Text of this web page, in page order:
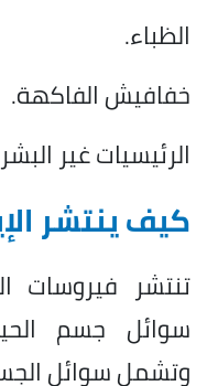
الظباء.
خفافيش الفاكهة.
الرئيسيات غير
كيف ينتشر
تنتشر فيروسات
سوائل جسم
وتشمل سوائل